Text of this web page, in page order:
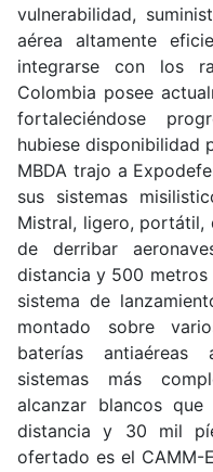
vulnerabilidad,
aérea altamente
integrarse con los
Colombia posee
fortaleciéndose
hubiese disponibilidad
MBDA trajo a
sus sistemas
Mistral, ligero, portátil,
de derribar
distancia y 500 metros
sistema de
montado sobre
baterías
sistemas más
alcanzar blancos
distancia y 30 mil
ofertado es el CAMM-